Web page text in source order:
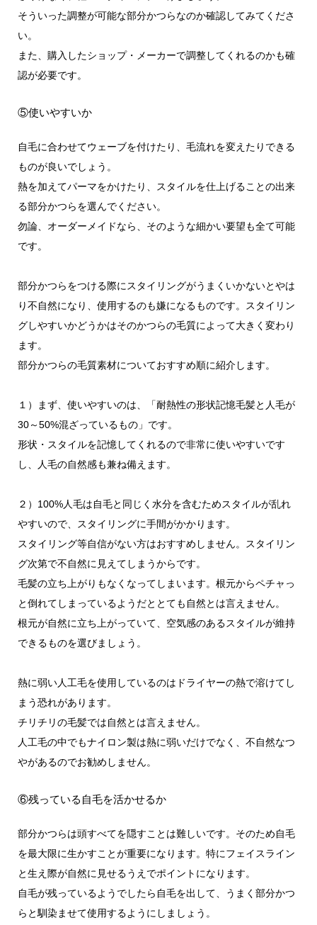
そういった調整が可能な部分かつらなのか確認してみてくださ
い。
また、購入したショップ・メーカーで調整してくれるのかも確
認が必要です。
⑤使いやすいか
自毛に合わせてウェーブを付けたり、毛流れを変えたりできる
ものが良いでしょう。
熱を加えてパーマをかけたり、スタイルを仕上げることの出来
る部分かつらを選んでください。
勿論、オーダーメイドなら、そのような細かい要望も全て可能
です。
部分かつらをつける際にスタイリングがうまくいかないとやは
り不自然になり、使用するのも嫌になるものです。スタイリン
グしやすいかどうかはそのかつらの毛質によって大きく変わり
ます。
部分かつらの毛質素材についておすすめ順に紹介します。
１）まず、使いやすいのは、「耐熱性の形状記憶毛髪と人毛が
30～50%混ざっているもの」です。
形状・スタイルを記憶してくれるので非常に使いやすいです
し、人毛の自然感も兼ね備えます。
２）100%人毛は自毛と同じく水分を含むためスタイルが乱れ
やすいので、スタイリングに手間がかかります。
スタイリング等自信がない方はおすすめしません。スタイリン
グ次第で不自然に見えてしまうからです。
毛髪の立ち上がりもなくなってしまいます。根元からペチャっ
と倒れてしまっているようだととても自然とは言えません。
根元が自然に立ち上がっていて、空気感のあるスタイルが維持
できるものを選びましょう。
熱に弱い人工毛を使用しているのはドライヤーの熱で溶けてし
まう恐れがあります。
チリチリの毛髪では自然とは言えません。
人工毛の中でもナイロン製は熱に弱いだけでなく、不自然なつ
やがあるのでお勧めしません。
⑥残っている自毛を活かせるか
部分かつらは頭すべてを隠すことは難しいです。そのため自毛
を最大限に生かすことが重要になります。特にフェイスライン
と生え際が自然に見せるうえでポイントになります。
自毛が残っているようでしたら自毛を出して、うまく部分かつ
らと馴染ませて使用するようにしましょう。